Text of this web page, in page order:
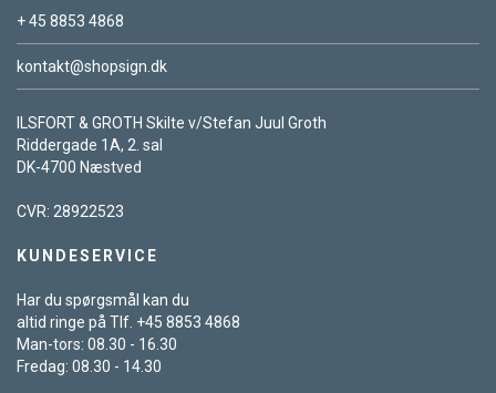
+ 45 8853 4868
kontakt@shopsign.dk
ILSFORT & GROTH Skilte v/Stefan Juul Groth
Riddergade 1A, 2. sal
DK-4700 Næstved
CVR: 28922523
KUNDESERVICE
Har du spørgsmål kan du
altid ringe på Tlf. +45 8853 4868
Man-tors: 08.30 - 16.30
Fredag: 08.30 - 14.30